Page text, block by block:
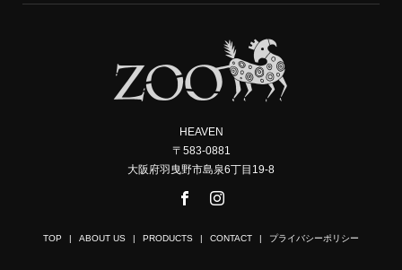
HEAVEN
〒583-0881
大阪府羽曳野市島泉6丁目19-8
TOP ABOUT US PRODUCTS CONTACT プライバシーポリシー